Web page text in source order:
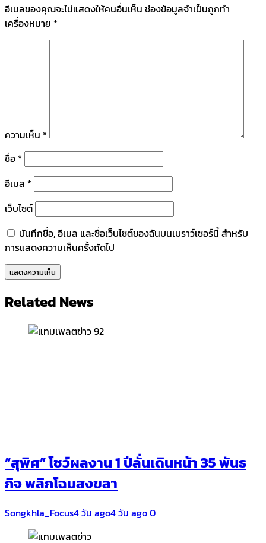
อีเมลของคุณจะไม่แสดงให้คนอื่นเห็น ช่องข้อมูลจำเป็นถูกทำ
เครื่องหมาย *
ความเห็น *
ชื่อ *
อีเมล *
เว็บไซต์
บันทึกชื่อ, อีเมล และชื่อเว็บไซต์ของฉันบนเบราว์เซอร์นี้ สำหรับ
การแสดงความเห็นครั้งถัดไป
Related News
“สุพิศ” โชว์ผลงาน 1 ปีลั่นเดินหน้า 35 พันธ
กิจ พลิกโฉมสงขลา
Songkhla_Focus4 วัน ago4 วัน ago0